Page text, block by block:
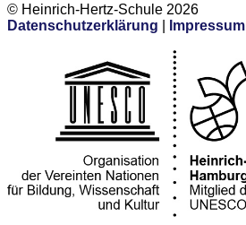
© Heinrich-Hertz-Schule 2026
Datenschutzerklärung
Impressum